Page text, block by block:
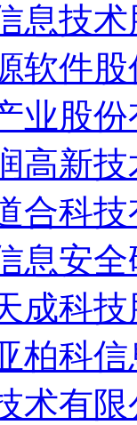
息技
软件
业股
高新
合科
息安
成科
柏科
术有限